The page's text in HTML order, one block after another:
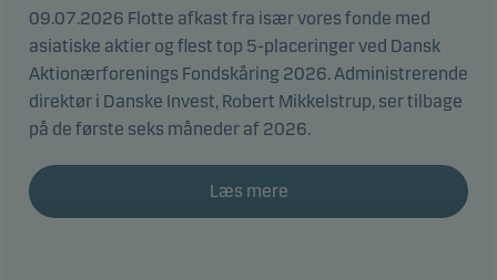
09.07.2026 Flotte afkast fra især vores fonde med
asiatiske aktier og flest top 5-placeringer ved Dansk
Aktionærforenings Fondskåring 2026. Administrerende
direktør i Danske Invest, Robert Mikkelstrup, ser tilbage
på de første seks måneder af 2026.
Læs mere